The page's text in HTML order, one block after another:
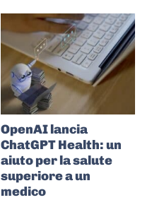
OpenAI lancia
ChatGPT Health: un
aiuto per la salute
superiore a un
medico